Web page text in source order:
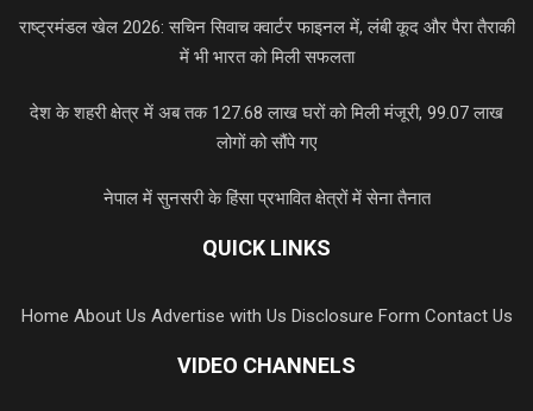
राष्ट्रमंडल खेल 2026: सचिन सिवाच क्वार्टर फाइनल में, लंबी कूद और पैरा तैराकी
में भी भारत को मिली सफलता
देश के शहरी क्षेत्र में अब तक 127.68 लाख घरों को मिली मंजूरी, 99.07 लाख
लोगों को सौंपे गए
नेपाल में सुनसरी के हिंसा प्रभावित क्षेत्रों में सेना तैनात
QUICK LINKS
Home About Us Advertise with Us Disclosure Form Contact Us
VIDEO CHANNELS